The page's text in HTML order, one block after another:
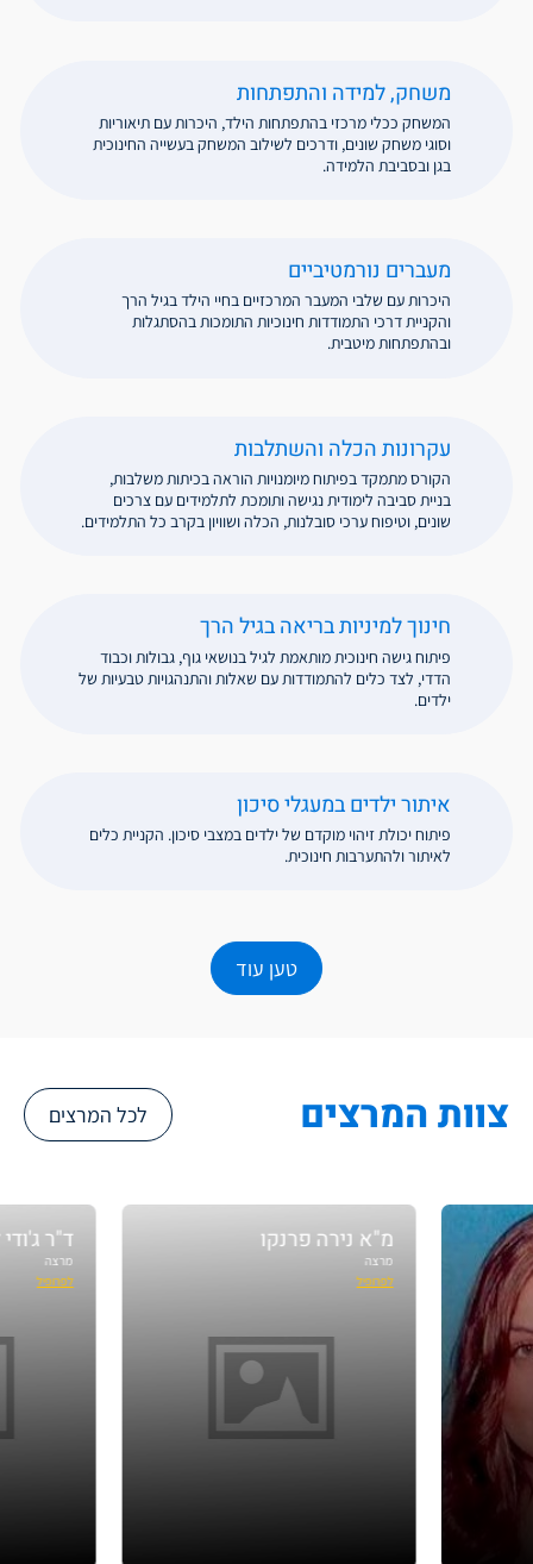
משחק, למידה והתפתחות
המשחק ככלי מרכזי בהתפתחות הילד, היכרות עם תיאוריות
וסוגי משחק שונים, ודרכים לשילוב המשחק בעשייה החינוכית
בגן ובסביבת הלמידה.
מעברים נורמטיביים
היכרות עם שלבי המעבר המרכזיים בחיי הילד בגיל הרך
והקניית דרכי התמודדות חינוכיות התומכות בהסתגלות
ובהתפתחות מיטבית.
עקרונות הכלה והשתלבות
הקורס מתמקד בפיתוח מיומנויות הוראה בכיתות משלבות,
בניית סביבה לימודית נגישה ותומכת לתלמידים עם צרכים
שונים, וטיפוח ערכי סובלנות, הכלה ושוויון בקרב כל התלמידים.
חינוך למיניות בריאה בגיל הרך
פיתוח גישה חינוכית מותאמת לגיל בנושאי גוף, גבולות וכבוד
הדדי, לצד כלים להתמודדות עם שאלות והתנהגויות טבעיות של
ילדים.
איתור ילדים במעגלי סיכון
פיתוח יכולת זיהוי מוקדם של ילדים במצבי סיכון. הקניית כלים
לאיתור ולהתערבות חינוכית.
טען עוד
צוות המרצים לכל המרצים
מ"א נירה פרנקו
מרצה
לפרופיל